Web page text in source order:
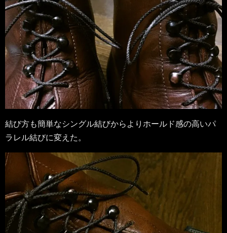
結び方も簡単なシングル結びからよりホールド感の高いパ
ラレル結びに変えた。